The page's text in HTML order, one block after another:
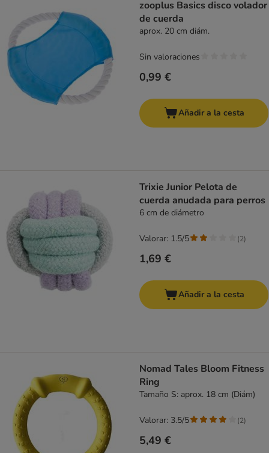
zooplus Basics disco volador
de cuerda
aprox. 20 cm diám.
0,99 €
Sin valoraciones
Añadir a la cesta
Trixie Junior Pelota de
cuerda anudada para perros
6 cm de diámetro
1,69 €
Valorar: 1.5/5 (2)
Añadir a la cesta
Nomad Tales Bloom Fitness
Ring
Tamaño S: aprox. 18 cm (Diám)
5,49 €
Valorar: 3.5/5 (2)